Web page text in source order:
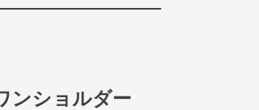
ンショルダー